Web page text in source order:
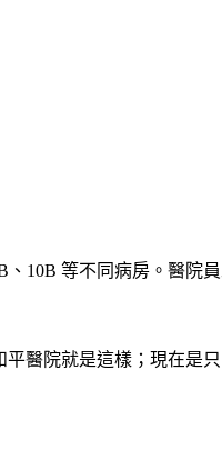
10B 等不同病房。醫院員
醫院就是這樣；現在是